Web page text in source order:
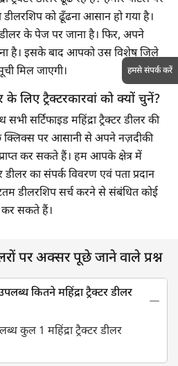
को ढूँढना आसान हो गया है।
डीलर के पेज पर जाना है। फिर, अपने
है। इसके बाद आपको उस विशेष जिले
मिल जाएगी।
के लिए ट्रैक्टरकारवां को क्यों चुनें?
सर्टिफाइड महिंद्रा ट्रैक्टर डीलर की
पर आसानी से अपने नज़दीकी
प्राप्त कर सकते हैं। हम आपके क्षेत्र में
डीलर का संपर्क विवरण एवं पता प्रदान
डीलरशिप सर्च करने से संबंधित कोई
कर सकते हैं।
पर अक्सर पूछे जाने वाले प्रश्न
कितने महिंद्रा ट्रैक्टर डीलर
कुल 1 महिंद्रा ट्रैक्टर डीलर
हमसे संपर्क करें